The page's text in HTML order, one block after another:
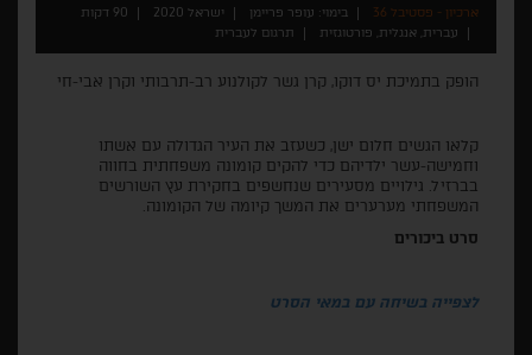
ארכיון - פסטיבל 36 בימוי: עופר פריימן ישראל 2020
90 דקות
עברית, אנגלית, פורטוגזית
תרגום לעברית
הופק בתמיכת יס דוקו, קרן גשר לקולנוע רב-תרבותי וקרן אבי-חי
קלאו הגשים חלום ישן, כשעזב את העיר הגדולה עם אשתו
וחמישה-עשר ילדיהם כדי להקים קומונה משפחתית בחווה
בברזיל. גילויים מסעירים שנחשפים בחקירת עץ השורשים
המשפחתי מערערים את המשך קיומה של הקומונה.
סרט ביכורים
לצפייה בשיחה עם במאי הסרט